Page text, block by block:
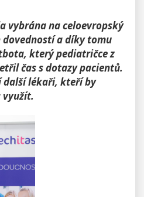
vybrána na celoevropský
a díky tomu
který pediatričce z
čas s dotazy pacientů.
další lékaři, kteří by